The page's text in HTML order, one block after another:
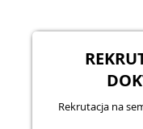
Rekrutacja na